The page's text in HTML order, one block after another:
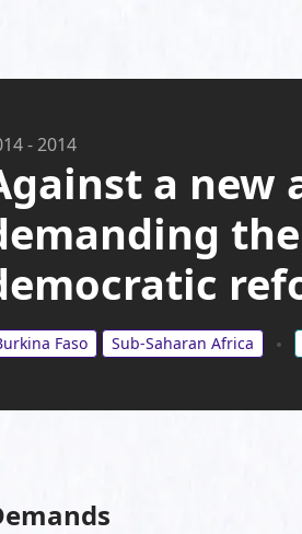
-2014
a new
Faso Sub-Saharan Africa